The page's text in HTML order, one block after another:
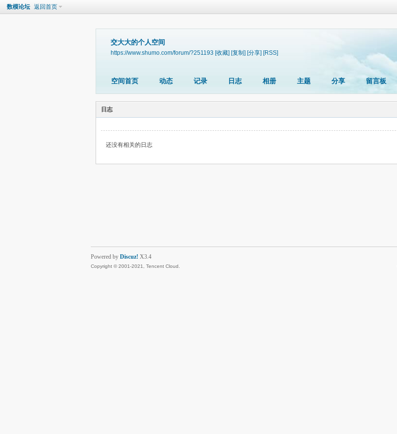
数模论坛 返回首页
交大大的个人空间
https://www.shumo.com/forum/?251193 [收藏] [复制] [分享] [RSS]
空间首页 动态 记录 日志 相册 主题 分享 留言板
日志
还没有相关的日志
Powered by Discuz! X3.4
Copyright © 2001-2021, Tencent Cloud.